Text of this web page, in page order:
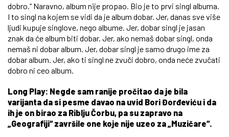
dobro.“ Naravno, album nije propao. Bio je to prvi singl albuma.
I to singl na kojem se vidi da je album dobar. Jer, danas sve više
ljudi kupuje singlove, nego albume. Jer, dobar singl je jasan
znak da će album biti dobar. Jer, ako nemaš dobar singl, onda
nemaš ni dobar album. Jer, dobar singl je samo drugo ime za
dobar album. Jer, ako ti singl ne zvuči dobro, onda neće zvučati
dobro ni ceo album.
Long Play: Negde sam ranije pročitao da je bila
varijanta da si pesme davao na uvid Bori Đorđeviću i da
ih je on birao za Riblju Čorbu, pa su zapravo na
„Geografiji“ završile one koje nije uzeo za „Muzičare“.